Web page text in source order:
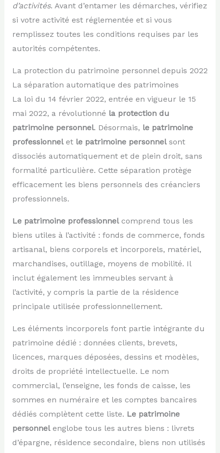
d’activités. Avant d’entamer les démarches, vérifiez
si votre activité est réglementée et si vous
remplissez toutes les conditions requises par les
autorités compétentes.
La protection du patrimoine personnel depuis 2022
La séparation automatique des patrimoines
La loi du 14 février 2022, entrée en vigueur le 15
mai 2022, a révolutionné la protection du
patrimoine personnel. Désormais, le patrimoine
professionnelet le patrimoine personnelsont
dissociés automatiquement et de plein droit, sans
formalité particulière. Cette séparation protège
efficacement les biens personnels des créanciers
professionnels.
Le patrimoine professionnelcomprend tous les
biens utiles à l’activité : fonds de commerce, fonds
artisanal, biens corporels et incorporels, matériel,
marchandises, outillage, moyens de mobilité. Il
inclut également les immeubles servant à
l’activité, y compris la partie de la résidence
principale utilisée professionnellement.
Les éléments incorporels font partie intégrante du
patrimoine dédié : données clients, brevets,
licences, marques déposées, dessins et modèles,
droits de propriété intellectuelle. Le nom
commercial, l’enseigne, les fonds de caisse, les
sommes en numéraire et les comptes bancaires
dédiés complètent cette liste. Le patrimoine
personnelenglobe tous les autres biens : livrets
d’épargne, résidence secondaire, biens non utilisés